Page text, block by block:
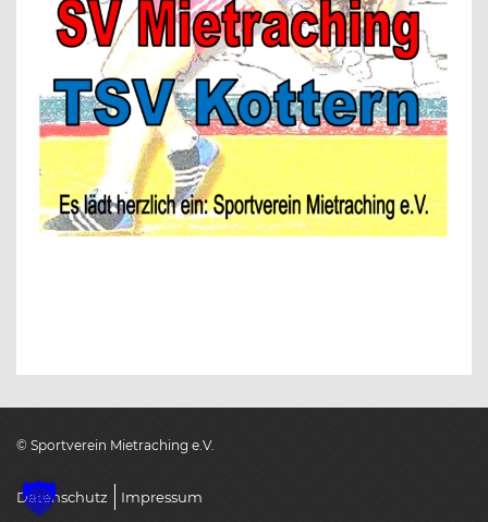
© Sportverein Mietraching e.V.
Datenschutz Impressum